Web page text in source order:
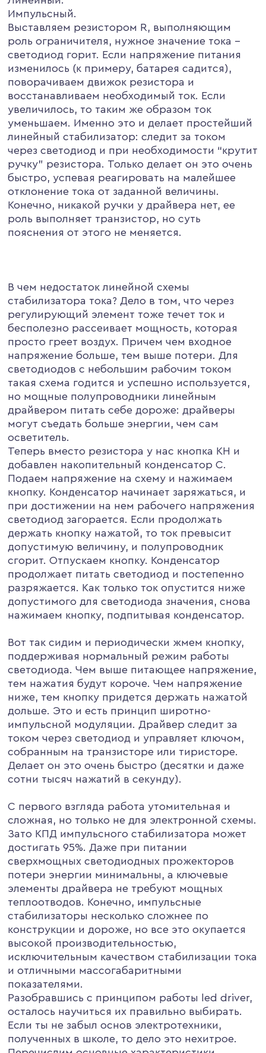
Импульсный.
Выставляем резистором R, выполняющим
роль ограничителя, нужное значение тока –
светодиод горит. Еcли напряжение питания
изменилось (к примеру, батарея садится),
поворачиваем движок резистора и
восстанавливаем необходимый ток. Если
увеличилось, то таким же образом ток
уменьшаем. Именно это и делает простейший
линейный стабилизатор: следит за током
через светодиод и при необходимости “крутит
ручку” резистора. Только делает он это очень
быстро, успевая реагировать на малейшее
отклонение тока от заданной величины.
Конечно, никакой ручки у драйвера нет, ее
роль выполняет транзистор, но суть
пояснения от этого не меняется.
В чем недостаток линейной схемы
стабилизатора тока? Дело в том, что через
регулирующий элемент тоже течет ток и
бесполезно рассеивает мощность, которая
просто греет воздух. Причем чем входное
напряжение больше, тем выше потери. Для
светодиодов с небольшим рабочим током
такая схема годится и успешно используется,
но мощные полупроводники линейным
драйвером питать себе дороже: драйверы
могут съедать больше энергии, чем сам
осветитель.
Теперь вместо резистора у нас кнопка КН и
добавлен накопительный конденсатор С.
Подаем напряжение на схему и нажимаем
кнопку. Конденсатор начинает заряжаться, и
при достижении на нем рабочего напряжения
светодиод загорается. Если продолжать
держать кнопку нажатой, то ток превысит
допустимую величину, и полупроводник
сгорит. Отпускаем кнопку. Конденсатор
продолжает питать светодиод и постепенно
разряжается. Как только ток опустится ниже
допустимого для светодиода значения, снова
нажимаем кнопку, подпитывая конденсатор.
Вот так сидим и периодически жмем кнопку,
поддерживая нормальный режим работы
светодиода. Чем выше питающее напряжение,
тем нажатия будут короче. Чем напряжение
ниже, тем кнопку придется держать нажатой
дольше. Это и есть принцип широтно-
импульсной модуляции. Драйвер следит за
током через светодиод и управляет ключом,
собранным на транзисторе или тиристоре.
Делает он это очень быстро (десятки и даже
сотни тысяч нажатий в секунду).
С первого взгляда работа утомительная и
сложная, но только не для электронной схемы.
Зато КПД импульсного стабилизатора может
достигать 95%. Даже при питании
сверхмощных светодиодных прожекторов
потери энергии минимальны, а ключевые
элементы драйвера не требуют мощных
теплоотводов. Конечно, импульсные
стабилизаторы несколько сложнее по
конструкции и дороже, но все это окупается
высокой производительностью,
исключительным качеством стабилизации тока
и отличными массогабаритными
показателями.
Разобравшись с принципом работы led driver,
осталось научиться их правильно выбирать.
Если ты не забыл основ электротехники,
полученных в школе, то дело это нехитрое.